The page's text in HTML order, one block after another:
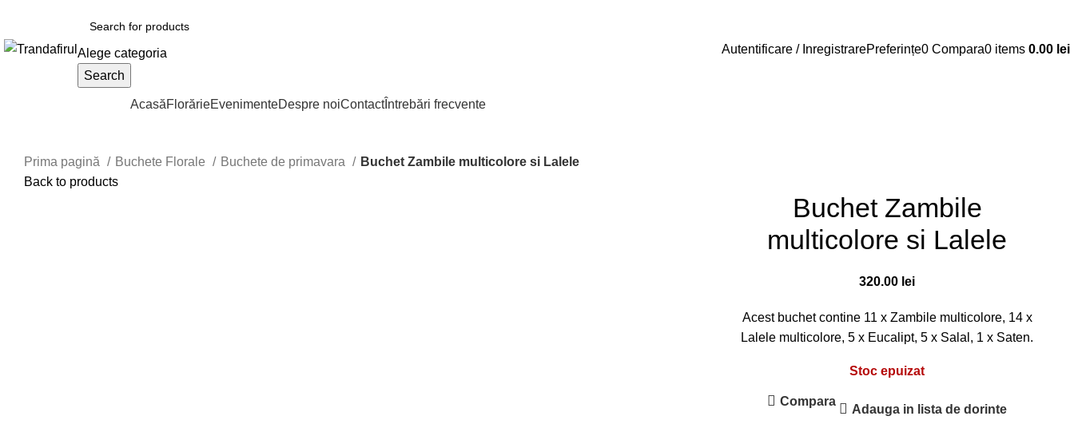
Alege categoria
Search
Autentificare / InregistrarePreferințe0 Compara0 items 0.00 lei
AcasăFlorărieEvenimenteDespre noiContactÎntrebări frecvente
Prima pagină Buchete Florale Buchete de primavara
Buchet Zambile multicolore si Lalele
Back to products
Buchet Zambile
multicolore si Lalele
320.00 lei
Acest buchet contine 11 x Zambile multicolore, 14 x
Lalele multicolore, 5 x Eucalipt, 5 x Salal, 1 x Saten.
Stoc epuizat
Compara
Adauga in lista de dorinte